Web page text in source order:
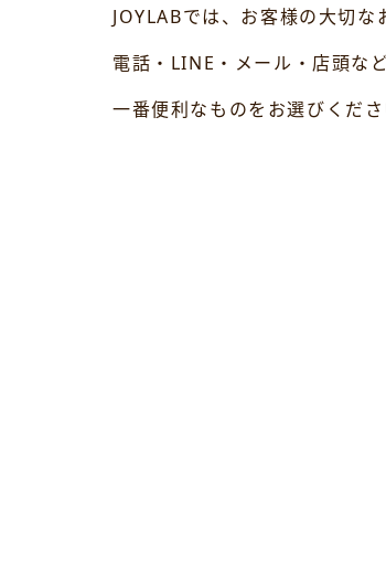
JOYLABでは、お客様の大切
電話・LINE・メール・店頭な
一番便利なものをお選びくださ